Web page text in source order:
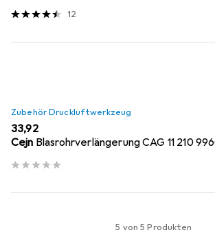
12
Zubehör Druckluftwerkzeug
EUR
33,92
Cejn Blasrohrverlängerung CAG 11 210
5 von 5 Produkten